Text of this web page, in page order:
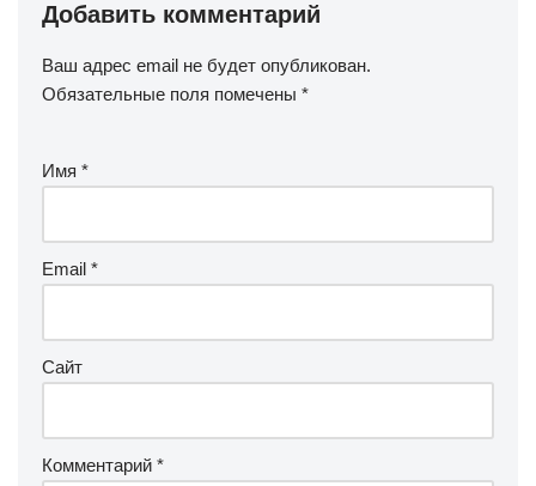
Добавить комментарий
Ваш адрес email не будет опубликован.
Обязательные поля помечены *
Имя *
Email *
Сайт
Комментарий *